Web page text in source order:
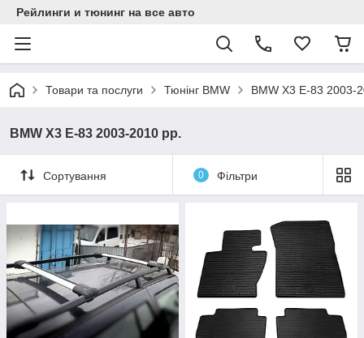
Рейлинги и тюнинг на все авто
Товари та послуги Тюнінг BMW BMW X3 E-83 2003-
BMW X3 E-83 2003-2010 рр.
Сортування 0 Фільтри